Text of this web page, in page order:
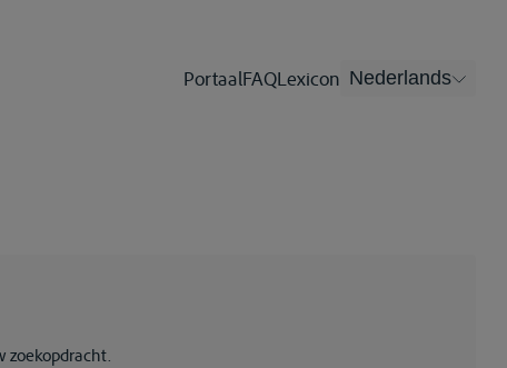
PortaalFAQLexicon Nederlands
zoekopdracht.